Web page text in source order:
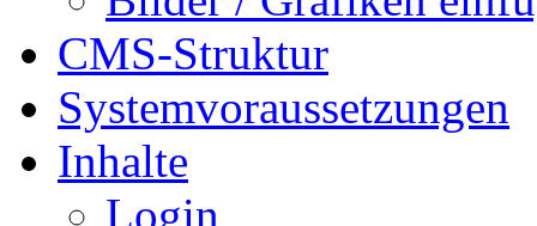
CMS-Struktur
Systemvoraussetzungen
Inhalte
Login